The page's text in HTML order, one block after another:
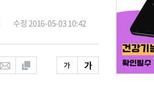
수정 2016-05-03 10:42